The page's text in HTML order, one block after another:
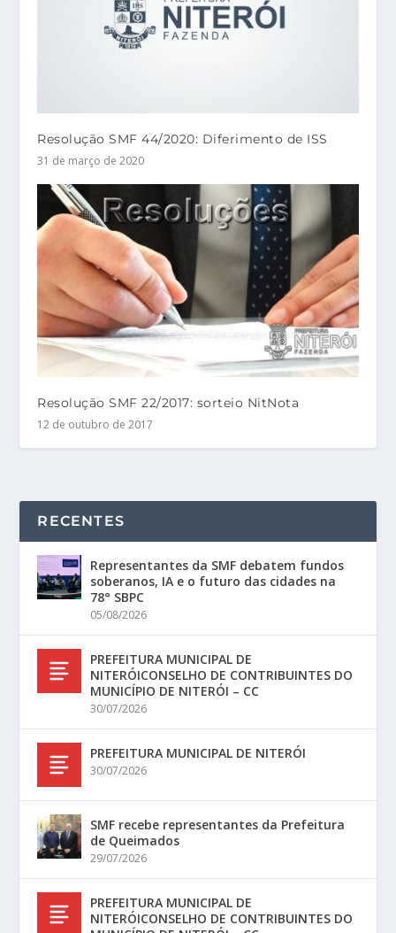
Resolução SMF 44/2020: Diferimento de ISS
31 de março de 2020
Resolução SMF 22/2017: sorteio NitNota
12 de outubro de 2017
RECENTES
Representantes da SMF debatem fundos
soberanos, IA e o futuro das cidades na
78° SBPC
05/08/2026
PREFEITURA MUNICIPAL DE
NITERÓICONSELHO DE CONTRIBUINTES DO
MUNICÍPIO DE NITERÓI – CC
30/07/2026
PREFEITURA MUNICIPAL DE NITERÓI
30/07/2026
SMF recebe representantes da Prefeitura
de Queimados
29/07/2026
PREFEITURA MUNICIPAL DE
NITERÓICONSELHO DE CONTRIBUINTES DO